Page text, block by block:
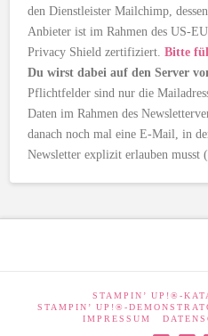
den Dienstleister Mailchimp,
Anbieter ist im Rahmen des US-
Privacy Shield zertifiziert.Bitte
Du wirst dabei auf den Server
Pflichtfelder sind nur die
Daten im Rahmen des
danach noch mal eine E-Mail, in
Newsletter explizit erlauben musst
STAMPIN’ UP!®-
STAMPIN’ UP!®-
IMPRESSUM